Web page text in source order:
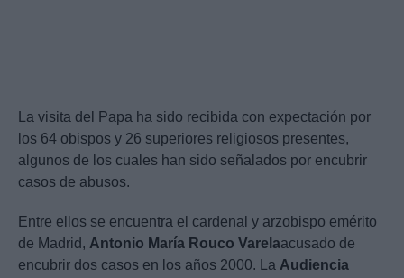
La visita del Papa ha sido recibida con expectación por
los 64 obispos y 26 superiores religiosos presentes,
algunos de los cuales han sido señalados por encubrir
casos de abusos.
Entre ellos se encuentra el cardenal y arzobispo emérito
de Madrid, Antonio María Rouco Varelaacusado de
encubrir dos casos en los años 2000. La Audiencia